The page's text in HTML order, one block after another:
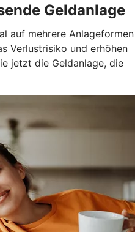
Geldanlage
auf mehrere Anlageformen
Verlustrisiko und erhöhen
jetzt die Geldanlage, die